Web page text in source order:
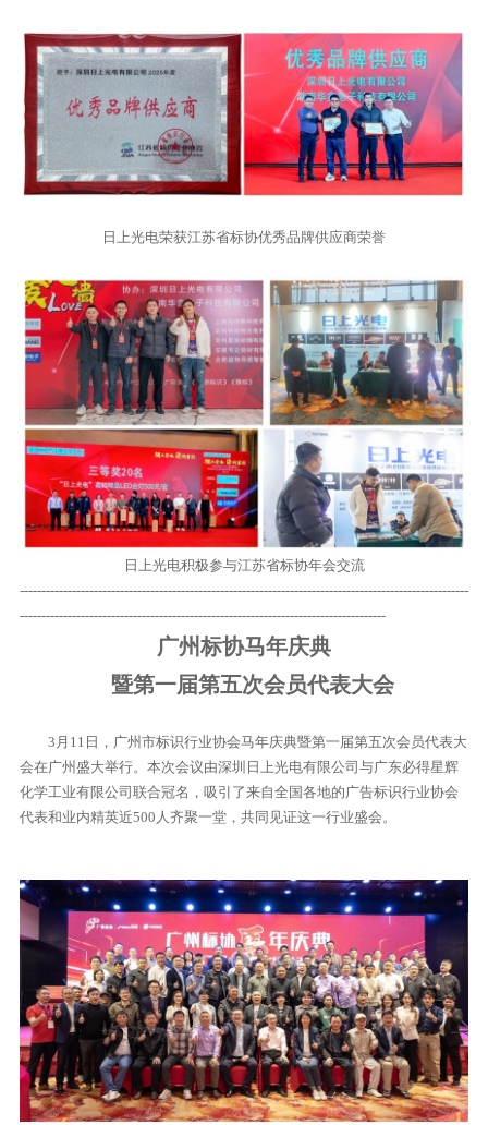
日上光电荣获江苏省标协优秀品牌供应商荣誉
日上光电积极参与江苏省标协年会交流
-------------------------------------------------------------------------------------------------------
------------------------------------------------------------------------------------
广州标协马年庆典
暨第一届第五次会员代表大会
3月11日，广州市标识行业协会马年庆典暨第一届第五次会员代表大
会在广州盛大举行。本次会议由深圳日上光电有限公司与广东必得星辉
化学工业有限公司联合冠名，吸引了来自全国各地的广告标识行业协会
代表和业内精英近500人齐聚一堂，共同见证这一行业盛会。